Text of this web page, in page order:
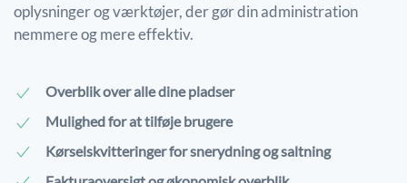
oplysninger og værktøjer, der gør din administration
nemmere og mere effektiv.
Overblik over alle dine pladser
Mulighed for at tilføje brugere
Kørselskvitteringer for snerydning og saltning